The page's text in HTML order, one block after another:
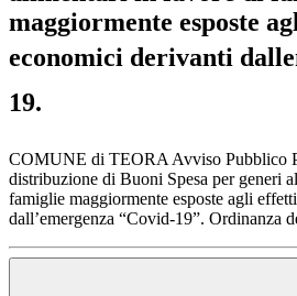
maggiormente esposte
economici derivanti
19.
COMUNE di TEORA Avviso Pubblico
distribuzione di Buoni Spesa per generi
famiglie maggiormente esposte agli
dall’emergenza “Covid-19”. Ordinanza